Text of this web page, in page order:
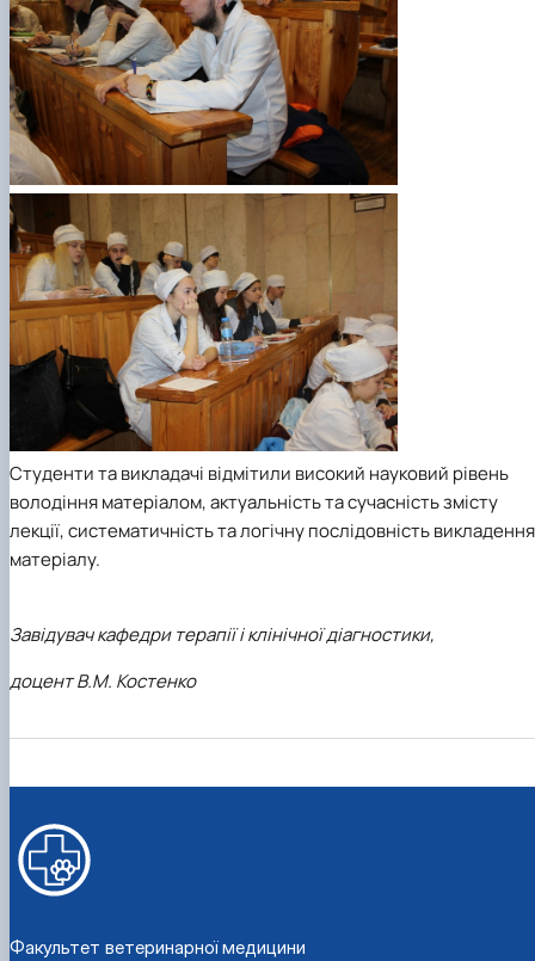
Студенти та викладачі відмітили високий науковий рівень
володіння матеріалом, актуальність та сучасність змісту
лекції, систематичність та логічну послідовність викладення
матеріалу.
Завідувач кафедри терапії і клінічної діагностики,
доцент В.М. Костенко
Факультет ветеринарної медицини